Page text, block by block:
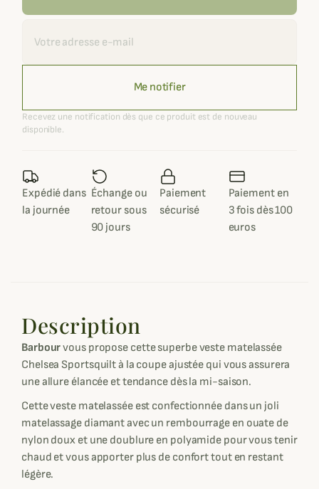
Me notifier
Recevez une notification dès que ce produit est de nouveau
disponible.
Expédié dans
la journée
Échange ou
retour sous
90 jours
Paiement
sécurisé
Paiement en
3 fois dès 100
euros
Description
Barbourvous propose cette superbe veste matelassée
Chelsea Sportsquilt à la coupe ajustée qui vous assurera
une allure élancée et tendance dès la mi-saison.
Cette veste matelassée est confectionnée dans un joli
matelassage diamant avec un rembourrage en ouate de
nylon doux et une doublure en polyamide pour vous tenir
chaud et vous apporter plus de confort tout en restant
légère.